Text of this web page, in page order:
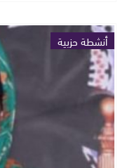
أنشطة حزبية